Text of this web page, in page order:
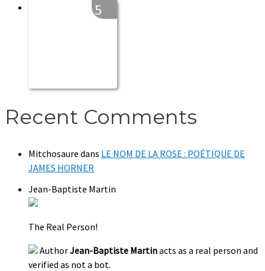
5
Recent Comments
Mitchosaure dans LE NOM DE LA ROSE : POÉTIQUE DE
JAMES HORNER
Jean-Baptiste Martin
The Real Person!
AuthorJean-Baptiste Martinacts as a real person and
verified as not a bot.